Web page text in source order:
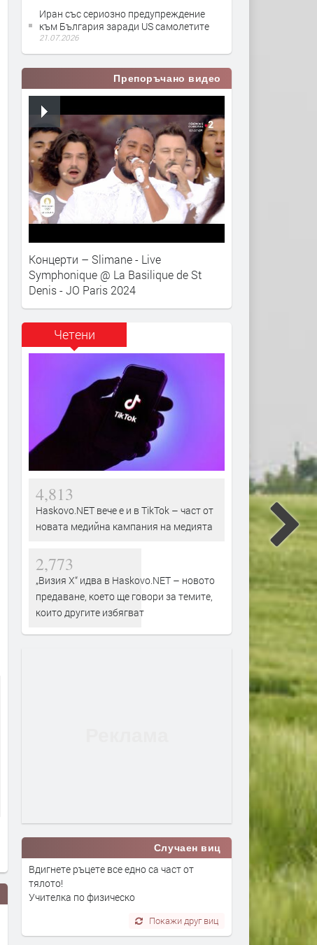
Иран със сериозно предупреждение
към България заради US самолетите
21.07.2026
Препоръчано видео
Концерти – Slimane - Live
Symphonique @ La Basilique de St
Denis - JO Paris 2024
Четени
4,813
Haskovo.NET вече е и в TikTok – част от
новата медийна кампания на медията
2,773
„Визия Х“ идва в Haskovo.NET – новото
предаване, което ще говори за темите,
които другите избягват
Случаен виц
Вдигнете ръцете все едно са част от
тялото!
Учителка по физическо
Покажи друг виц